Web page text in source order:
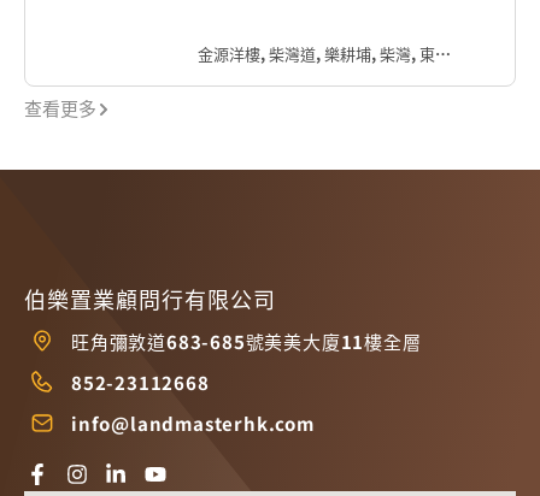
查看更多
金源洋樓, 柴灣道, 樂耕埔, 柴灣, 東區, 香港島, 香港, 中国
伯樂置業顧問行有限公司
旺角彌敦道683-685號美美大廈11樓全層
852-23112668
info@landmasterhk.com